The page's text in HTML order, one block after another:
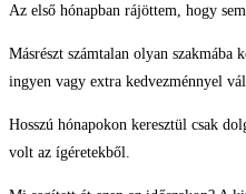
Az első hónapban rájöttem, hogy
Másrészt számtalan olyan
ingyen vagy extra kedvezménnyel
Hosszú hónapokon keresztül csak
volt az ígéretekből.